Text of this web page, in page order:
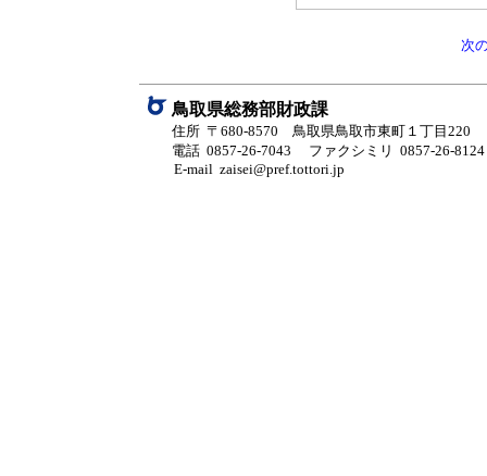
次
鳥取県総務部財政課
住所 〒680-8570 鳥取県鳥取市東町１丁目220
電話 0857-26-7043
ファクシミリ 0857-26-8124
E-mail zaisei@pref.tottori.jp